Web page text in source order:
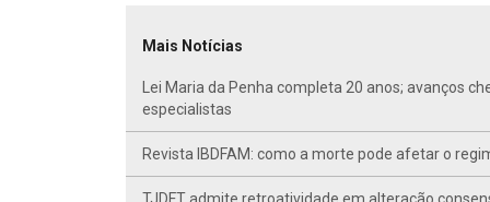
Mais Notícias
Lei Maria da Penha completa 20 anos; avanços
especialistas
Revista IBDFAM: como a morte pode afetar o